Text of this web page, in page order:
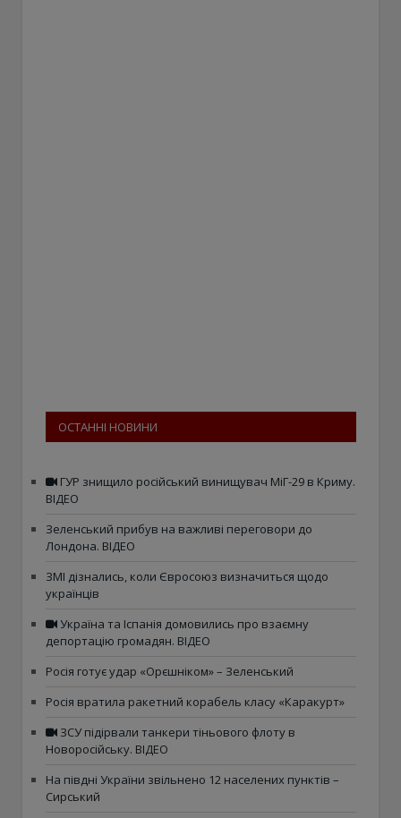
ОСТАННІ НОВИНИ
ГУР знищило російський винищувач МіГ-29 в Криму.
ВІДЕО
Зеленський прибув на важливі переговори до
Лондона. ВІДЕО
ЗМІ дізнались, коли Євросоюз визначиться щодо
українців
Україна та Іспанія домовились про взаємну
депортацію громадян. ВІДЕО
Росія готує удар «Орєшніком» – Зеленський
Росія вратила ракетний корабель класу «Каракурт»
ЗСУ підірвали танкери тіньового флоту в
Новоросійську. ВІДЕО
На півдні України звільнено 12 населених пунктів –
Сирський